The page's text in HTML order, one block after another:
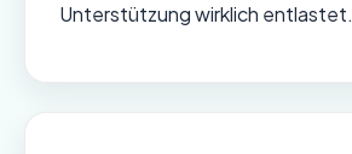
Unterstützung wirklich entlastet.